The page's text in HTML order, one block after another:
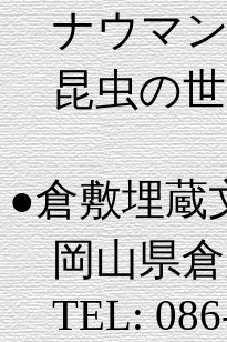
ナウマン
昆虫の世
●倉敷埋蔵
岡山県倉
TEL: 086-